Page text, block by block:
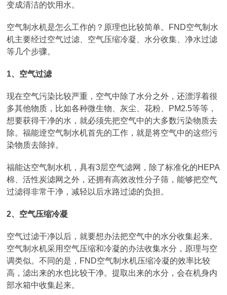
变成清洁的饮用水。
空气制水机是怎么工作的？原理也比较简单。FND空气制水
机主要经过空气过滤、空气压缩冷凝、水分收集、净水过滤
等几个步骤。
1、空气过滤
现在空气污染比较严重，空气中除了水分之外，还漂浮着很
多其他物质，比如各种微生物、灰尘、花粉、PM2.5等等，
想要获得干净的水，就必须先把空气中的大多数污染物质去
除。福能逹空气制水机首先的工作，就是将空气中的这些污
染物质去除掉。
福能达空气制水机，具有3层空气滤网，除了标准化的HEPA
棉、活性炭滤网之外，还拥有高效改性分子筛，能够把空气
过滤得非常干净，减轻以后水路过滤的负担。
2、空气压缩冷凝
空气过滤干净以后，就要想办法把空气中的水分收集起来。
空气制水机采用空气压缩和冷凝的办法收集水分，原理与空
调类似。不同的是，FND空气制水机压缩冷凝的效率比较
高，滤出来的水也比较干净。提取出来的水分，会在机身内
部水箱中收集起来。